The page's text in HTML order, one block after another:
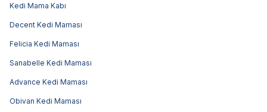
Kedi Mama Kabı
Decent Kedi Maması
Felicia Kedi Maması
Sanabelle Kedi Maması
Advance Kedi Maması
Obivan Kedi Maması